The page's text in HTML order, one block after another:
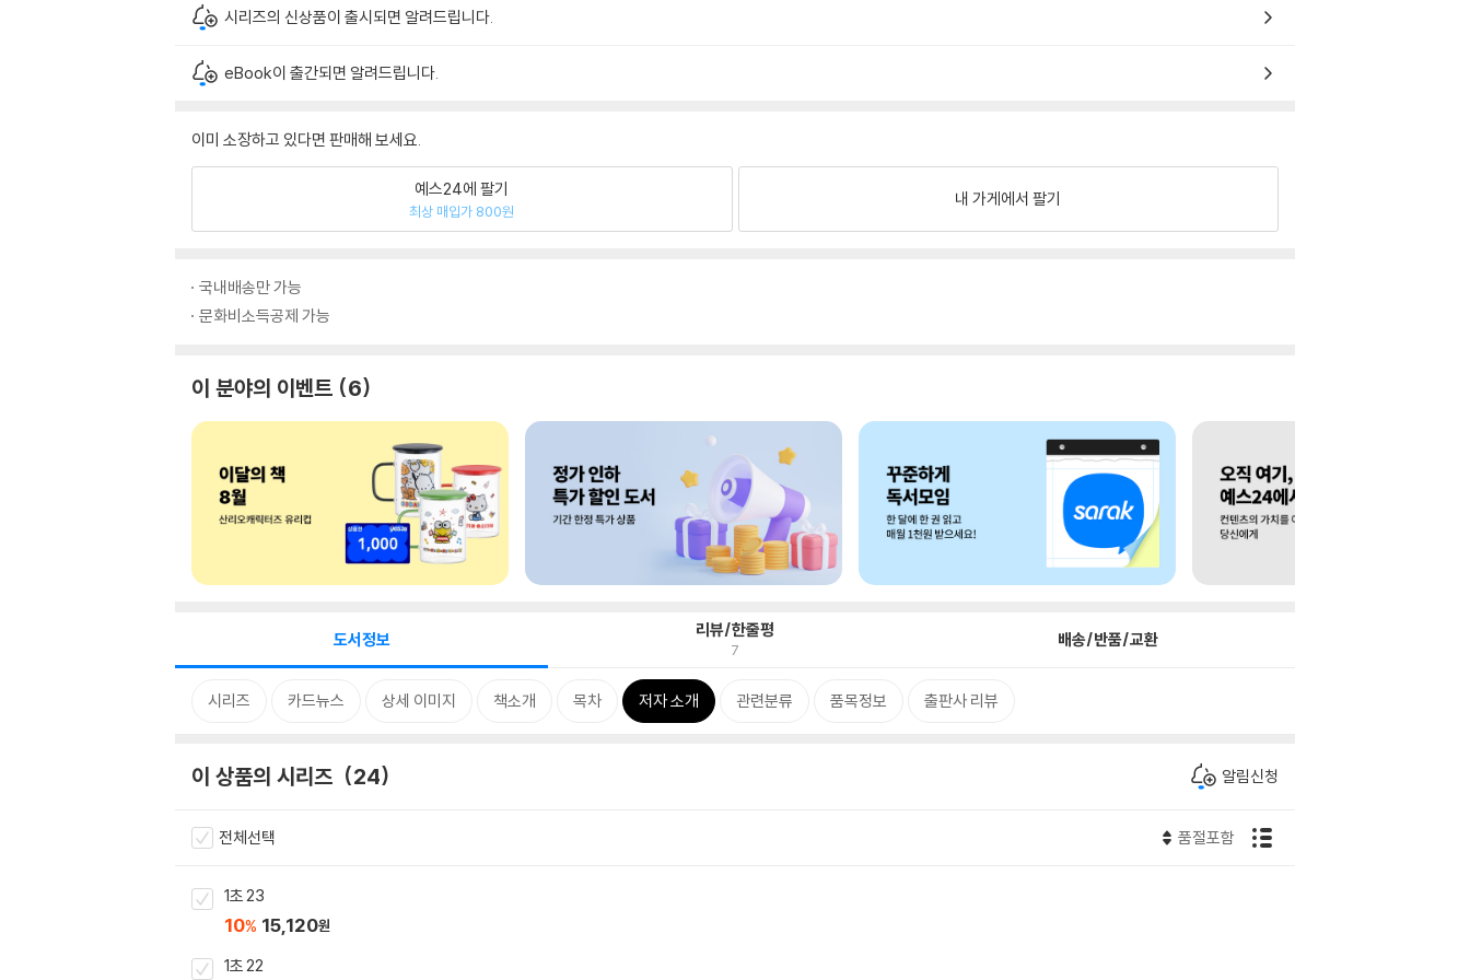
시리즈의 신상품이 출시되면 알려드립니다.
eBook이 출간되면 알려드립니다.
이미 소장하고 있다면 판매해 보세요.
예스24에 팔기
최상 매입가 800원
내 가게에서 팔기
국내배송만 가능
문화비소득공제 가능
이 분야의 이벤트 6
도서정보 리뷰/한줄평
7 배송/반품/교환
시리즈 카드뉴스 상세 이미지 책소개 목차 저자 소개 관련분류 품목정보 출판사 리뷰
이 상품의 시리즈 24 알림신청
전체선택 품절포함
1초 23
10% 15,120원
1초 22